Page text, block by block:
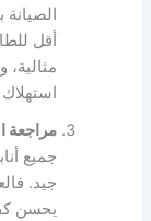
أقل
استهلاك
مراجعة
جميع
جيد.
يحسن